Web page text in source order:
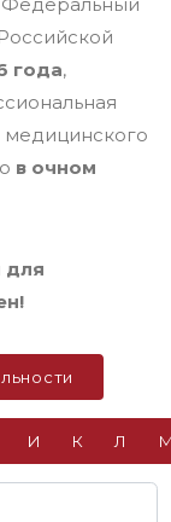
года,
медицинского
в очном
для
И К Л